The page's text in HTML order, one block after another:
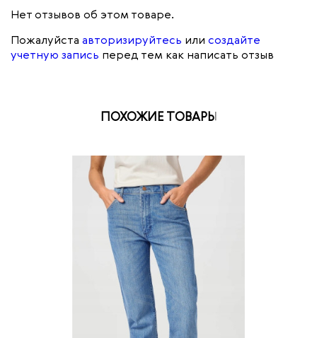
Нет отзывов об этом товаре.
Пожалуйста авторизируйтесь или создайте
учетную запись перед тем как написать отзыв
ПОХОЖИЕ ТОВАРЫ